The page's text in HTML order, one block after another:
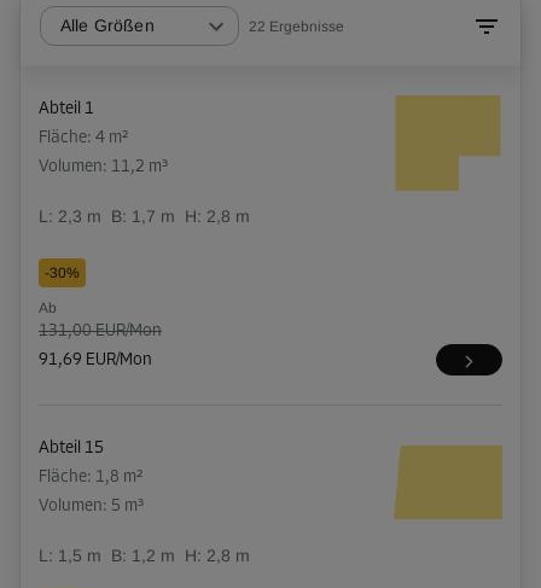
Alle Größen 22 Ergebnisse
Abteil 1
Fläche: 4 m²
Volumen: 11,2 m³
L: 2,3 m B: 1,7 m H: 2,8 m
-30%
Ab
131,00 EUR/Mon
91,69 EUR/Mon
Abteil 15
Fläche: 1,8 m²
Volumen: 5 m³
L: 1,5 m B: 1,2 m H: 2,8 m